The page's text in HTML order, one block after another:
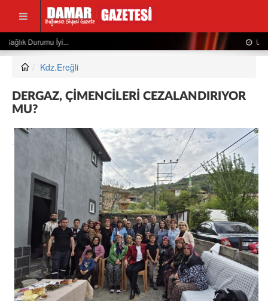
Usta Gazeteciden Sevindiren Haber....
Kdz.Ereğli
DERGAZ, ÇİMENCİLERİ CEZALANDIRIYOR
MU?